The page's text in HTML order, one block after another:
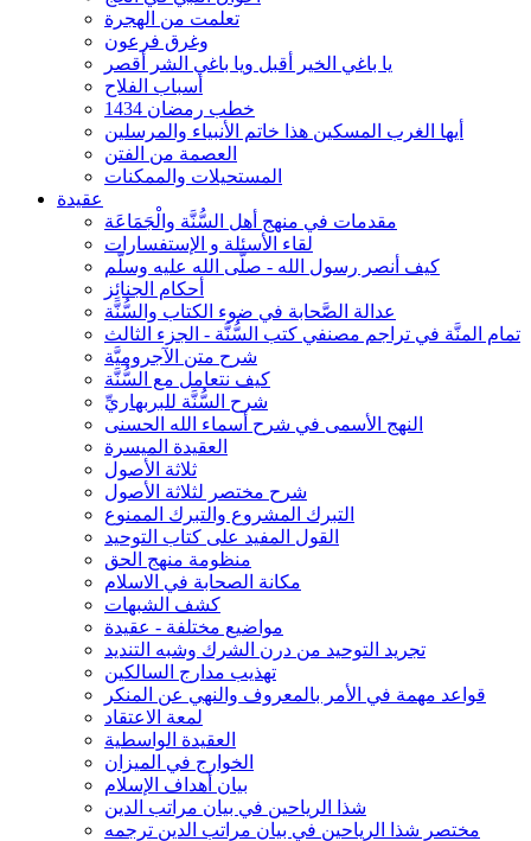
تعلمت من الهجرة
وغرق فرعون
يا باغي الخير أقبل ويا باغي الشر أقصر
أسباب الفلاح
خطب رمضان 1434
أيها الغرب المسكين هذا خاتم الأنبياء والمرسلين
العصمة من الفتن
المستحيلات والممكنات
عقيدة
مقدمات في منهج أهل السُّنَّة والْجَمَاعَة
لقاء الأسئلة و الإستفسارات
كيف أنصر رسول الله - صلّى الله عليه وسلّم
أحكام الجنائِز
عدالة الصَّحابة في ضوء الكتاب والسُّنَّة
تمام المنَّة في تراجم مصنفي كتب السُّنَّة - الجزء الثالث
شرح متن الآجروميَّة
كيف نتعامل مع السُّنَّة
شرح السُّنَّة للبربهاريِّ
النهج الأسمى في شرح أسماء الله الحسنى
العقيدة الميسرة
ثلاثة الأصول
شرح مختصر لثلاثة الأصول
التبرك المشروع والتبرك الممنوع
القول المفيد على كتاب التوحيد
منظومة منهج الحق
مكانة الصحابة في الاسلام
كشف الشبهات
مواضيع مختلفة - عقيدة
تجريد التوحيد من درن الشرك وشبه التنديد
تهذيب مدارج السالكين
قواعد مهمة في الأمر بالمعروف والنهي عن المنكر
لمعة الاعتقاد
العقيدة الواسطية
الخوارج في الميزان
بيان أهداف الإسلام
شذا الرياحين في بيان مراتب الدين
مختصر شذا الرياحين في بيان مراتب الدين ترجمه